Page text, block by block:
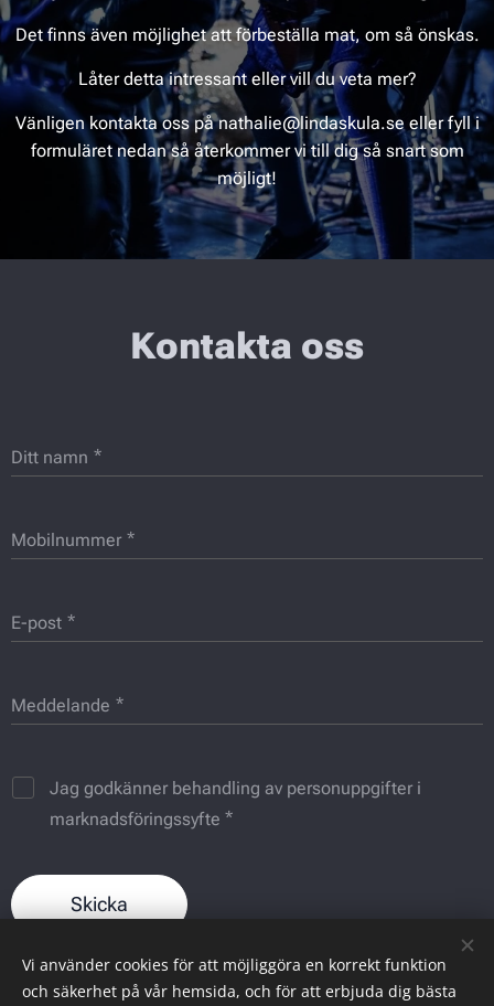
Det finns även möjlighet att förbeställa mat, om så önskas.
Låter detta intressant eller vill du veta mer?
Vänligen kontakta oss på nathalie@lindaskula.se eller fyll i
formuläret nedan så återkommer vi till dig så snart som
möjligt!
Kontakta oss
Ditt namn
Mobilnummer
E-post
Meddelande
Jag godkänner behandling av personuppgifter i
marknadsföringssyfte
Skicka
Vi använder cookies för att möjliggöra en korrekt funktion
och säkerhet på vår hemsida, och för att erbjuda dig bästa